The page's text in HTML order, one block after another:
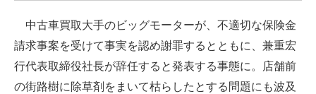
中古車買取大手のビッグモーターが、不適切な保険金
請求事案を受けて事実を認め謝罪するとともに、兼重宏
行代表取締役社長が辞任すると発表する事態に。店舗前
の街路樹に除草剤をまいて枯らしたとする問題にも波及